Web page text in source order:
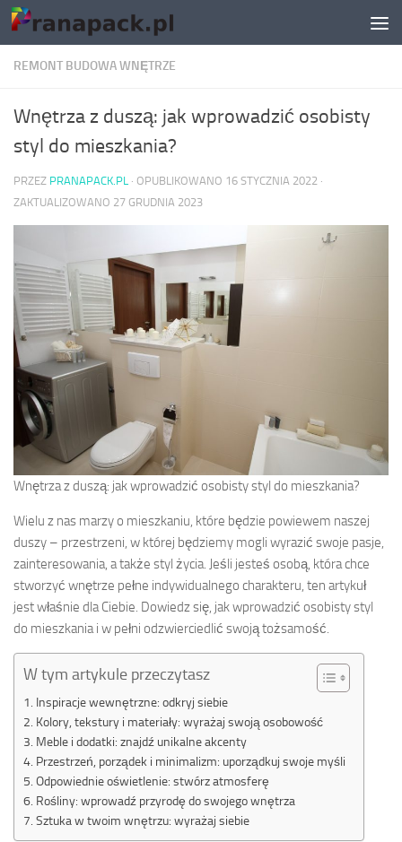
Skip to content
REMONT BUDOWA WNĘTRZE
Wnętrza z duszą: jak wprowadzić osobisty
styl do mieszkania?
PRZEZ PRANAPACK.PL · OPUBLIKOWANO 16 STYCZNIA 2022 ·
ZAKTUALIZOWANO 27 GRUDNIA 2023
Wnętrza z duszą: jak wprowadzić osobisty styl do mieszkania?
Wielu z nas marzy o mieszkaniu, które będzie powiewem naszej
duszy – przestrzeni, w której będziemy mogli wyrazić swoje pasje,
zainteresowania, a także styl życia. Jeśli jesteś osobą, która chce
stworzyć wnętrze pełne indywidualnego charakteru, ten artykuł
jest właśnie dla Ciebie. Dowiedz się, jak wprowadzić osobisty styl
do mieszkania i w pełni odzwierciedlić swoją tożsamość.
W tym artykule przeczytasz
Inspiracje wewnętrzne: odkryj siebie
Kolory, tekstury i materiały: wyrażaj swoją osobowość
Meble i dodatki: znajdź unikalne akcenty
Przestrzeń, porządek i minimalizm: uporządkuj swoje myśli
Odpowiednie oświetlenie: stwórz atmosferę
Rośliny: wprowadź przyrodę do swojego wnętrza
Sztuka w twoim wnętrzu: wyrażaj siebie